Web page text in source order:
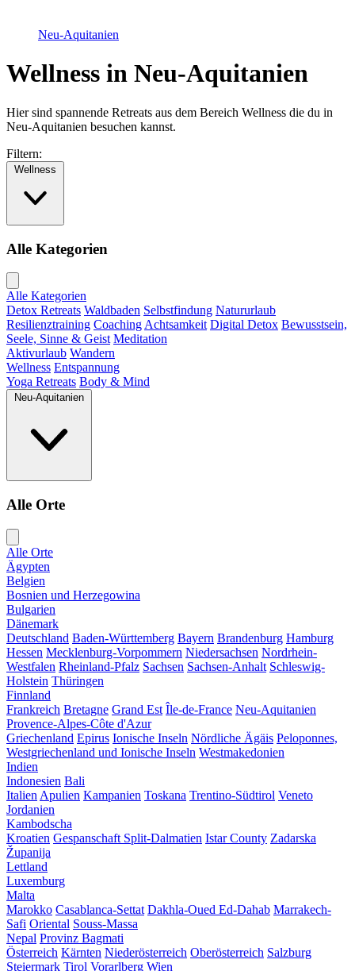
Neu-Aquitanien
Wellness in Neu-Aquitanien
Hier sind spannende Retreats aus dem Bereich Wellness die du in
Neu-Aquitanien besuchen kannst.
Filtern:
Wellness
Alle Kategorien
Alle Kategorien
Detox Retreats Waldbaden Selbstfindung Natururlaub
Resilienztraining Coaching Achtsamkeit Digital Detox Bewusstsein,
Seele, Sinne & Geist Meditation
Aktivurlaub Wandern
Wellness Entspannung
Yoga Retreats Body & Mind
Neu-Aquitanien
Alle Orte
Alle Orte
Ägypten
Belgien
Bosnien und Herzegowina
Bulgarien
Dänemark
Deutschland Baden-Württemberg Bayern Brandenburg Hamburg
Hessen Mecklenburg-Vorpommern Niedersachsen Nordrhein-
Westfalen Rheinland-Pfalz Sachsen Sachsen-Anhalt Schleswig-
Holstein Thüringen
Finnland
Frankreich Bretagne Grand Est Île-de-France Neu-Aquitanien
Provence-Alpes-Côte d'Azur
Griechenland Epirus Ionische Inseln Nördliche Ägäis Peloponnes,
Westgriechenland und Ionische Inseln Westmakedonien
Indien
Indonesien Bali
Italien Apulien Kampanien Toskana Trentino-Südtirol Veneto
Jordanien
Kambodscha
Kroatien Gespanschaft Split-Dalmatien Istar County Zadarska
Županija
Lettland
Luxemburg
Malta
Marokko Casablanca-Settat Dakhla-Oued Ed-Dahab Marrakech-
Safi Oriental Souss-Massa
Nepal Provinz Bagmati
Österreich Kärnten Niederösterreich Oberösterreich Salzburg
Steiermark Tirol Vorarlberg Wien